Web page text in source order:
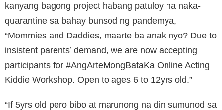
kanyang bagong project habang patuloy na naka-
quarantine sa bahay bunsod ng pandemya,
“Mommies and Daddies, maarte ba anak nyo? Due to
insistent parents’ demand, we are now accepting
participants for #AngArteMongBataKa Online Acting
Kiddie Workshop. Open to ages 6 to 12yrs old.”
“If 5yrs old pero bibo at marunong na din sumunod sa